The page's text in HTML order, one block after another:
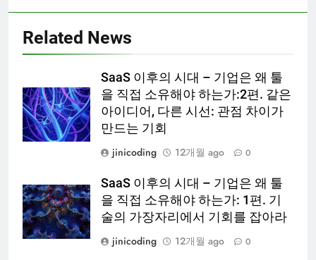
Related News
SaaS 이후의 시대 – 기업은 왜 툴
을 직접 소유해야 하는가:2편. 같은
아이디어, 다른 시선: 관점 차이가
만드는 기회
jinicoding
12개월 ago 0
SaaS 이후의 시대 – 기업은 왜 툴
을 직접 소유해야 하는가: 1편. 기
술의 가장자리에서 기회를 잡아라
jinicoding
12개월 ago 0